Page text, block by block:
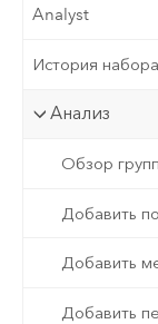
Analyst
История
Анализ
Обзор
Добавить
Добавить
Добавить